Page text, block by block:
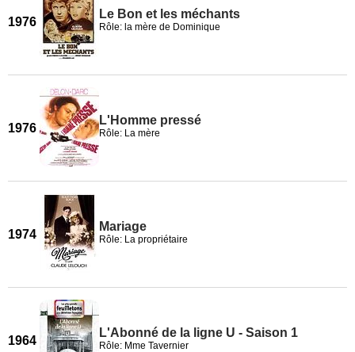
1976
Le Bon et les méchants
Rôle: la mère de Dominique
1976
L'Homme pressé
Rôle: La mère
1974
Mariage
Rôle: La propriétaire
1964
L'Abonné de la ligne U - Saison 1
Rôle: Mme Tavernier